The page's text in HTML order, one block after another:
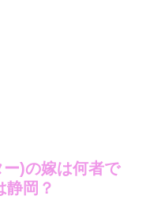
)の嫁は何者で
静岡？